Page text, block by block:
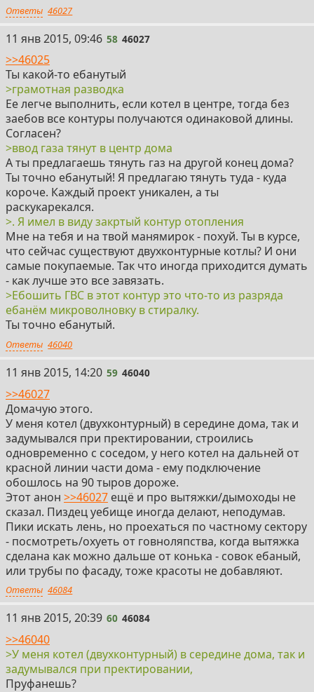
Ответы 46027
58
11 янв 2015, 09:46 58 46027
>>46025
Ты какой-то ебанутый
>грамотная разводка
Ее легче выполнить, если котел в центре, тогда без
заебов все контуры получаются одинаковой длины.
Согласен?
>ввод газа тянут в центр дома
А ты предлагаешь тянуть газ на другой конец дома?
Ты точно ебанутый! Я предлагаю тянуть туда - куда
короче. Каждый проект уникален, а ты
раскукарекался.
>. Я имел в виду закртый контур отопления
Мне на тебя и на твой манямирок - похуй. Ты в курсе,
что сейчас существуют двухконтурные котлы? И они
самые покупаемые. Так что иногда приходится думать
- как лучше это все завязать.
>Ебошить ГВС в этот контур это что-то из разряда
ебанём микроволновку в стиралку.
Ты точно ебанутый.
Ответы 46040
59
11 янв 2015, 14:20 59 46040
>>46027
Домачую этого.
У меня котел (двухконтурный) в середине дома, так и
задумывался при пректировании, строились
одновременно с соседом, у него котел на дальней от
красной линии части дома - ему подключение
обошлось на 90 тыров дороже.
Этот анон >>46027 ещё и про вытяжки/дымоходы не
сказал. Пиздец уебище иногда делают, неподумав.
Пики искать лень, но проехаться по частному сектору
- посмотреть/охуеть от говноляпства, когда вытяжка
сделана как можно дальше от конька - совок ебаный,
или трубы по фасаду, тоже красоты не добавляют.
Ответы 46084
60
11 янв 2015, 20:39 60 46084
>>46040
>У меня котел (двухконтурный) в середине дома, так и
задумывался при пректировании,
Пруфанешь?